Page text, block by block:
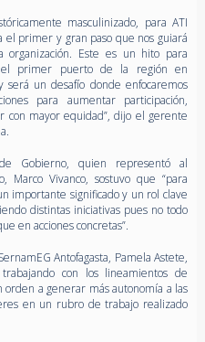
masculinizado, para ATI
primer y gran paso que nos guiará
Este es un hito para
el primer puerto de la región en
un desafío donde enfocaremos
para aumentar participación,
con mayor equidad”, dijo el gerente
Gobierno, quien representó al
Vivanco, sostuvo que “para
importante significado y un rol clave
distintas iniciativas pues no todo
en acciones concretas”.
Antofagasta, Pamela Astete,
con los lineamientos de
a generar más autonomía a las
en un rubro de trabajo realizado